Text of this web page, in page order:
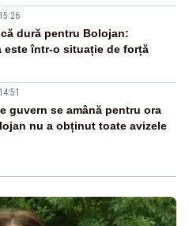
dură pentru Bolojan:
este într-o situație de forță
guvern se amână pentru ora
nu a obținut toate avizele